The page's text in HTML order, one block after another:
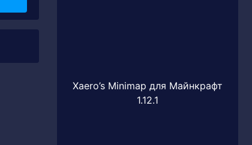
Xaero’s Minimap для Майнкрафт
1.12.1